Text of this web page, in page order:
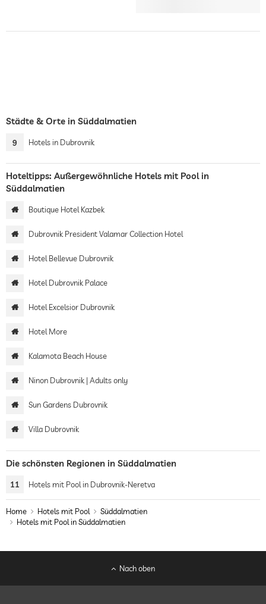
Städte & Orte in Süddalmatien
9 Hotels in Dubrovnik
Hoteltipps: Außergewöhnliche Hotels mit Pool in
Süddalmatien
Boutique Hotel Kazbek
Dubrovnik President Valamar Collection Hotel
Hotel Bellevue Dubrovnik
Hotel Dubrovnik Palace
Hotel Excelsior Dubrovnik
Hotel More
Kalamota Beach House
Ninon Dubrovnik | Adults only
Sun Gardens Dubrovnik
Villa Dubrovnik
Die schönsten Regionen in Süddalmatien
11 Hotels mit Pool in Dubrovnik-Neretva
Home Hotels mit Pool
Süddalmatien
Hotels mit Pool in Süddalmatien
Nach oben